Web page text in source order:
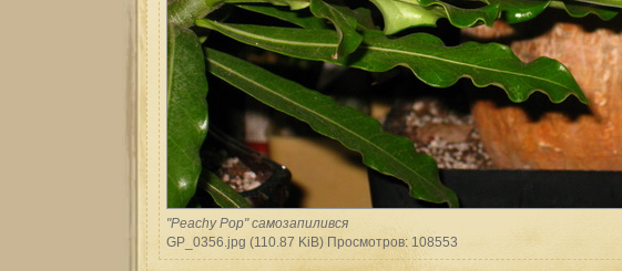
"Peachy Pop" самозапилився
GP_0356.jpg (110.87 KiB) Просмотров: 108553